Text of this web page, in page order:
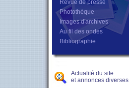
Revue de presse
Photothèque
Images d'archives
Au fil des ondes
Bibliographie
Actualité du site
et annonces diverses